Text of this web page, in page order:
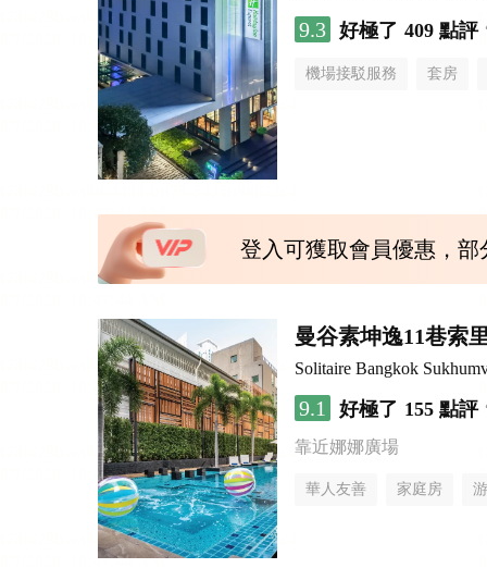
9.3 好極了 409 點評
機場接駁服務 套房
登入可獲取會員優惠，
曼谷素坤逸11巷索
Solitaire Bangkok
9.1 好極了 155 點評
靠近娜娜廣場
華人友善 家庭房